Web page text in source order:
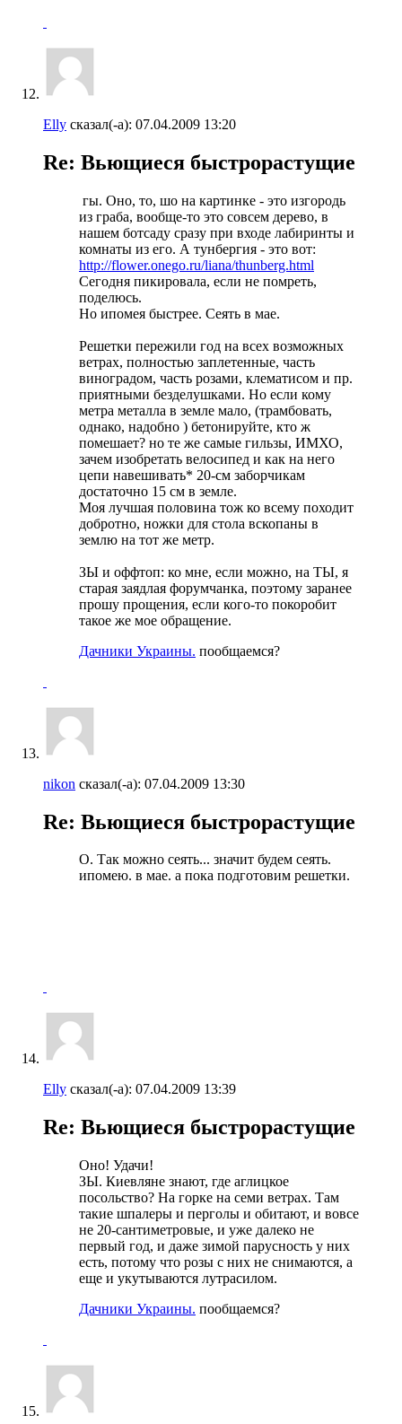
Elly сказал(-а): 07.04.2009 13:20
Re: Вьющиеся быстрорастущие
гы. Оно, то, шо на картинке - это изгородь
из граба, вообще-то это совсем дерево, в
нашем ботсаду сразу при входе лабиринты и
комнаты из его. А тунбергия - это вот:
http://flower.onego.ru/liana/thunberg.html
Сегодня пикировала, если не помреть,
поделюсь.
Но ипомея быстрее. Сеять в мае.
Решетки пережили год на всех возможных
ветрах, полностью заплетенные, часть
виноградом, часть розами, клематисом и пр.
приятными безделушками. Но если кому
метра металла в земле мало, (трамбовать,
однако, надобно ) бетонируйте, кто ж
помешает? но те же самые гильзы, ИМХО,
зачем изобретать велосипед и как на него
цепи навешивать* 20-см заборчикам
достаточно 15 см в земле.
Моя лучшая половина тож ко всему походит
добротно, ножки для стола вскопаны в
землю на тот же метр.
ЗЫ и оффтоп: ко мне, если можно, на ТЫ, я
старая заядлая форумчанка, поэтому заранее
прошу прощения, если кого-то покоробит
такое же мое обращение.
Дачники Украины. пообщаемся?
nikon сказал(-а): 07.04.2009 13:30
Re: Вьющиеся быстрорастущие
О. Так можно сеять... значит будем сеять.
ипомею. в мае. а пока подготовим решетки.
Elly сказал(-а): 07.04.2009 13:39
Re: Вьющиеся быстрорастущие
Оно! Удачи!
ЗЫ. Киевляне знают, где аглицкое
посольство? На горке на семи ветрах. Там
такие шпалеры и перголы и обитают, и вовсе
не 20-сантиметровые, и уже далеко не
первый год, и даже зимой парусность у них
есть, потому что розы с них не снимаются, а
еще и укутываются лутрасилом.
Дачники Украины. пообщаемся?